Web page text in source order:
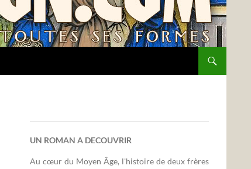
UN ROMAN A DECOUVRIR
Au cœur du Moyen Âge, l'histoire de deux frères